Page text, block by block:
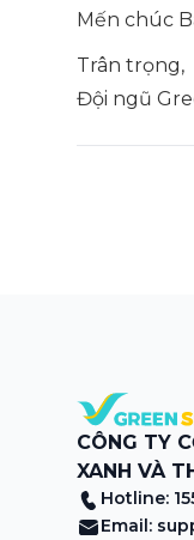
Mến chúc
Trân trọng,
Đội ngũ
CÔNG TY
XANH VÀ
Hotline:
Email: